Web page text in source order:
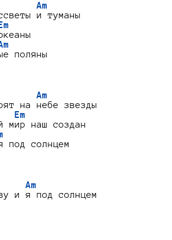
Am
и туманы
поляны
Am
на небе звезды
Em
мир наш создан
под солнцем
Am
и я под солнцем